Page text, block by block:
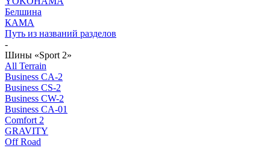
Белшина
КАМА
Путь из названий разделов
-
Шины «Sport 2»
All Terrain
Business CA-2
Business CS-2
Business CW-2
Business CА-01
Comfort 2
GRAVITY
Off Road